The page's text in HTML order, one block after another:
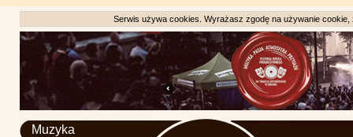
Serwis używa cookies. Wyrażasz zgodę na używanie
Muzyka